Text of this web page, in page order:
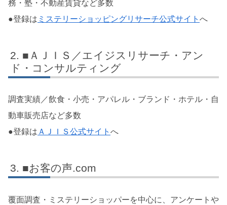
務・塾・不動産賃貸など多数
●登録は ミステリーショッピングリサーチ公式サイト へ
■ＡＪＩＳ／エイジスリサーチ・アン
ド・コンサルティング
調査実績／飲食・小売・アパレル・ブランド・ホテル・自
動車販売店など多数
●登録は ＡＪＩＳ公式サイト へ
■お客の声.com
覆面調査・ミステリーショッパーを中心に、アンケートや